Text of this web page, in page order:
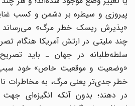
پیروزی و سیطره بر دشمن و کسب
«پذیرش ریسک خطر مرگ» می‌رساند ـ
چند ملیتی در ارتش آمریکا هنگام
سلطه‌طلبانه در جهان ـ باید تصریح
«وضعیت و موقعیت خاص» خود سبب
خطر جدی‌تر یعنی مرگ، به مخاطرات
در ‌دهند؛ بدون آنکه انگیزه‌ای جهت